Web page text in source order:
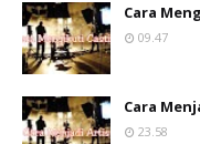
Cara
09.47
Cara
23.58